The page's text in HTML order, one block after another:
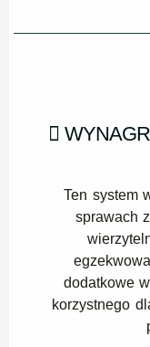
Ten system
sprawach
dodatkowe
korzystnego